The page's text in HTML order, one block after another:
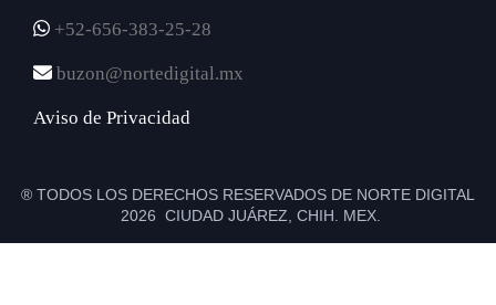
+52-656-383-25-28
buzon@nortedigital.mx
Aviso de Privacidad
® TODOS LOS DERECHOS RESERVADOS DE NORTE DIGITAL
2026 CIUDAD JUÁREZ, CHIH. MEX.